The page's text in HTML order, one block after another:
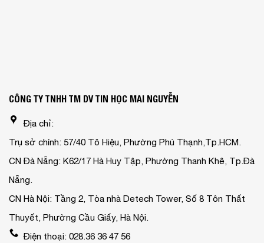
CÔNG TY TNHH TM DV TIN HỌC MAI NGUYỄN
Địa chỉ:
Trụ sở chính: 57/40 Tô Hiệu, Phường Phú Thạnh,Tp.HCM.
CN Đà Nẵng: K62/17 Hà Huy Tập, Phường Thanh Khê, Tp.Đà
Nẵng.
CN Hà Nội: Tầng 2, Tòa nhà Detech Tower, Số 8 Tôn Thất
Thuyết, Phường Cầu Giấy, Hà Nội.
Điện thoại: 028.36 36 47 56